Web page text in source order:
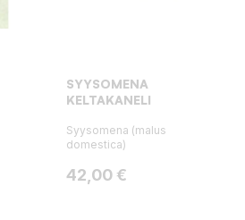
SYYSOMENA
KELTAKANELI
Syysomena (malus
domestica)
Hinta
42,00 €